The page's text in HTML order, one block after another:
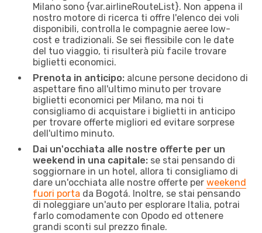
Milano sono {​var.airlineRouteList}. Non appena il
nostro motore di ricerca ti offre l'elenco dei voli
disponibili, controlla le compagnie aeree low-
cost e tradizionali. Se sei flessibile con le date
del tuo viaggio, ti risulterà più facile trovare
biglietti economici.
Prenota in anticipo: alcune persone decidono di
aspettare fino all'ultimo minuto per trovare
biglietti economici per Milano, ma noi ti
consigliamo di acquistare i biglietti in anticipo
per trovare offerte migliori ed evitare sorprese
dell'ultimo minuto.
Dai un'occhiata alle nostre offerte per un
weekend in una capitale: se stai pensando di
soggiornare in un hotel, allora ti consigliamo di
dare un'occhiata alle nostre offerte per weekend
fuori porta da Bogotá. Inoltre, se stai pensando
di noleggiare un'auto per esplorare Italia, potrai
farlo comodamente con Opodo ed ottenere
grandi sconti sul prezzo finale.